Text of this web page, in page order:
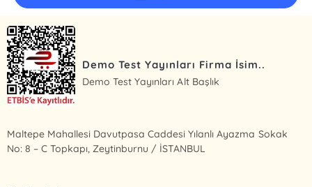
Demo Test Yayınları Firma İsim..
Demo Test Yayınları Alt Başlık
Maltepe Mahallesi Davutpasa Caddesi Yılanlı Ayazma Sokak
No: 8 – C Topkapı, Zeytinburnu / İSTANBUL